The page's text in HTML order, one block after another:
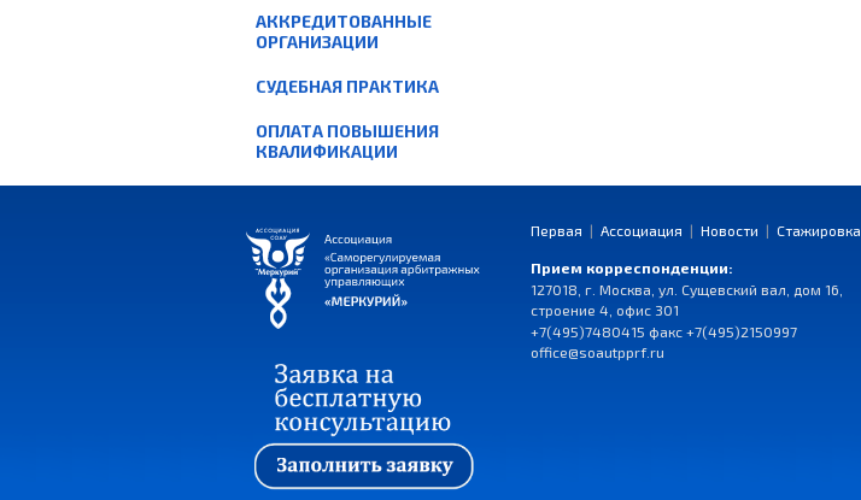
АККРЕДИТОВАННЫЕ
ОРГАНИЗАЦИИ
СУДЕБНАЯ ПРАКТИКА
ОПЛАТА ПОВЫШЕНИЯ
КВАЛИФИКАЦИИ
Первая | Ассоциация | Новости | Стажировка
Прием корреспонденции:
127018, г. Москва, ул. Сущевский вал, дом 16,
строение 4, офис 301
+7(495)7480415 факс +7(495)2150997
office@soautpprf.ru